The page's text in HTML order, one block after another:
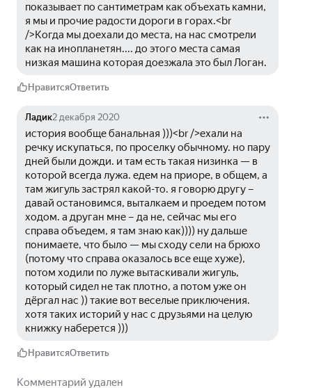
показывает по сантиметрам как объехать камни,
я мы и прочие радости дороги в горах.<br
/>Когда мы доехали до места, на нас смотрели
как на инопланетян.... до этого места самая
низкая машина которая доезжала это был Логан.
НравитсяОтветить
Ладик2 декабря 2020
история вообще банальная )))<br />ехали на
речку искупаться, по проселку обычному. но пару
дней были дожди. и там есть такая низинка — в
которой всегда лужа. едем на приоре, в общем, а
там жигуль застрял какой-то. я говорю другу –
давай остановимся, выталкаем и проедем потом
ходом. а друган мне – да не, сейчас мы его
справа объедем, я там знаю как)))) ну дальше
понимаете, что было — мы сходу сели на брюхо
(потому что справа оказалось все еще хуже),
потом ходили по луже вытаскивали жигуль,
который сидел не так плотно, а потом уже он
дёргал нас )) такие вот веселые приключения.
хотя таких историй у нас с друзьями на целую
книжку наберется )))
НравитсяОтветить
Комментарий удален